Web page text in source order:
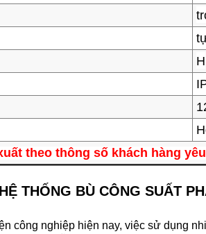
H
theo thông số khách hàng yêu
THỐNG BÙ CÔNG SUẤT
công nghiệp hiện nay, việc sử dụng